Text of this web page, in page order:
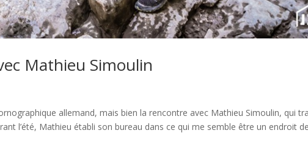
Mathieu Simoulin
allemand, mais bien la rencontre avec Mathieu Simoulin, qui
l’été, Mathieu établi son bureau dans ce qui me semble être un endroit